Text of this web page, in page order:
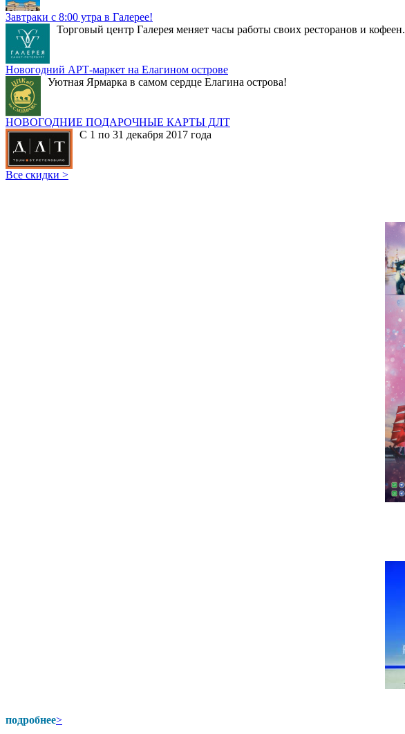
Завтраки с 8:00 утра в Галерее!
Торговый центр Галерея меняет часы работы своих ресторанов и кофеен.
Новогодний АРТ-маркет на Елагином острове
Уютная Ярмарка в самом сердце Елагина острова!
НОВОГОДНИЕ ПОДАРОЧНЫЕ КАРТЫ ДЛТ
С 1 по 31 декабря 2017 года
Все скидки >
подробнее>